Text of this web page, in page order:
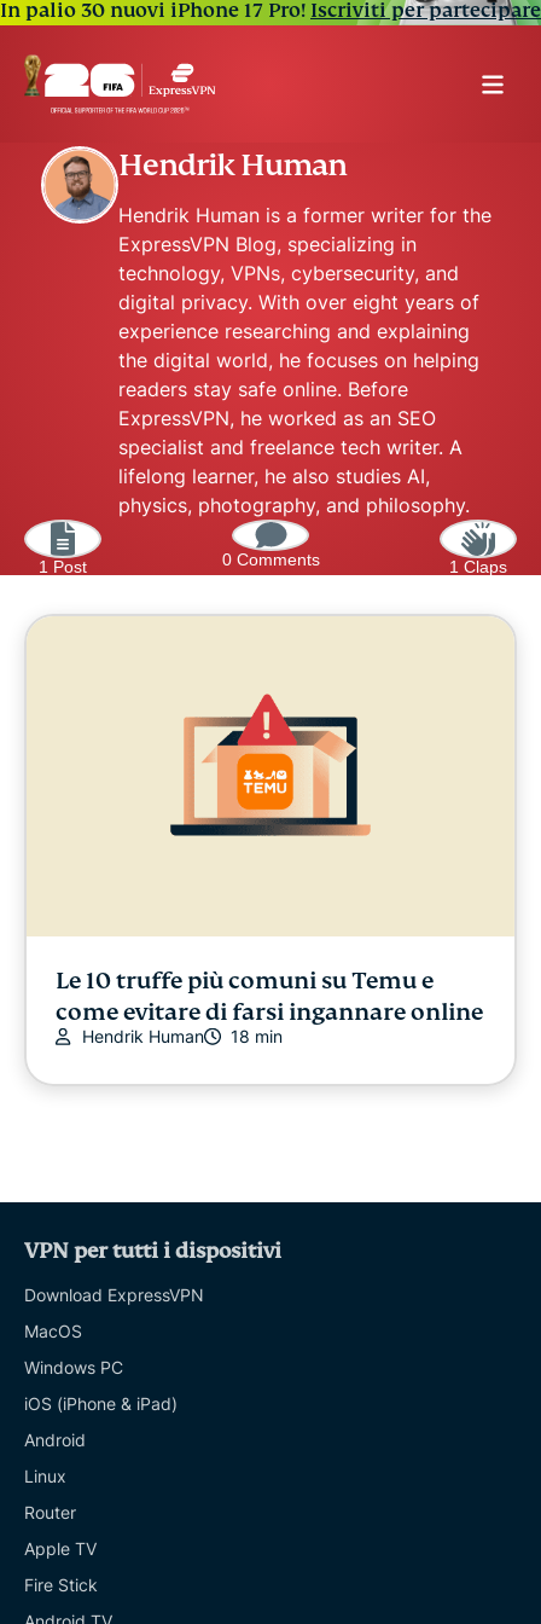
In palio 30 nuovi iPhone 17 Pro! Iscriviti per partecipare
Hendrik Human
Hendrik Human is a former writer for the
ExpressVPN Blog, specializing in
technology, VPNs, cybersecurity, and
digital privacy. With over eight years of
experience researching and explaining
the digital world, he focuses on helping
readers stay safe online. Before
ExpressVPN, he worked as an SEO
specialist and freelance tech writer. A
lifelong learner, he also studies AI,
physics, photography, and philosophy.
1 Post 0 Comments 1 Claps
Le 10 truffe più comuni su Temu e
come evitare di farsi ingannare online
Hendrik Human 18 min
VPN per tutti i dispositivi
Download ExpressVPN
MacOS
Windows PC
iOS (iPhone & iPad)
Android
Linux
Router
Apple TV
Fire Stick